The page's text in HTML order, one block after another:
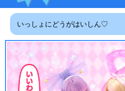
いっしょにどうがはいしん♡